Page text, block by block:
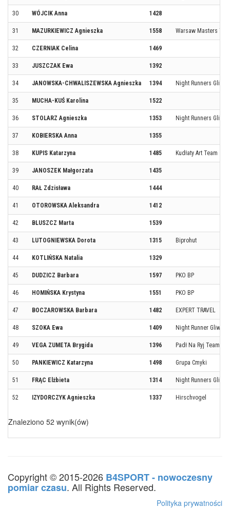
30 WÓJCIK Anna 1428
31 MAZURKIEWICZ Agnieszka 1558 Warsaw Masters
32 CZERNIAK Celina 1469
33 JUSZCZAK Ewa 1392
34 JANOWSKA-CHWALISZEWSKA Agnieszka 1394 Night Runners
35 MUCHA-KUŚ Karolina 1522
36 STOLARZ Agnieszka 1353 Night Runners
37 KOBIERSKA Anna 1355
38 KUPIS Katarzyna 1485 Kudłaty Art Team
39 JANOSZEK Małgorzata 1435
40 RAŁ Zdzisława 1444
41 OTOROWSKA Aleksandra 1412
42 BLUSZCZ Marta 1539
43 LUTOGNIEWSKA Dorota 1315 Biprohut
44 KOTLIŃSKA Natalia 1329
45 DUDZICZ Barbara 1597 PKO BP
46 HOMIŃSKA Krystyna 1551 PKO BP
47 BOCZAROWSKA Barbara 1482 EXPERT TRAVEL
48 SZOKA Ewa 1409 Night Runner Gliwice
49 VEGA ZUMETA Brygida 1396 Padł Na Ryj Team
50 PANKIEWICZ Katarzyna 1498 Grupa Cmyki
51 FRĄC Elżbieta 1314 Night Runners
52 IZYDORCZYK Agnieszka 1337 Hirschvogel
Znaleziono 52 wynik(ów)
Copyright © 2015-2026 B4SPORT - nowoczesny
pomiar czasu. All Rights Reserved.
Polityka prywatności